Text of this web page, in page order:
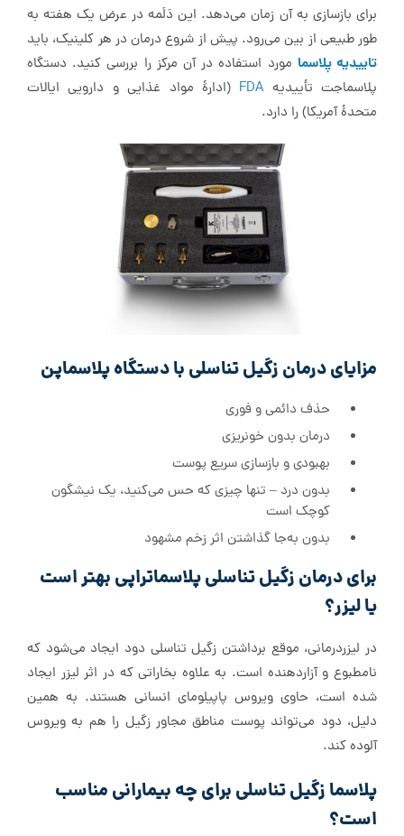
برای بازسازی به آن زمان می‌دهد. این دَلَمه در عرض یک هفته به
طور طبیعی از بین می‌رود. پیش از شروع درمان در هر کلینیک، باید
تاییدیه پلاسما مورد استفاده در آن مرکز را بررسی کنید. دستگاه
پلاسما‌جت تأییدیه FDA (ادارهٔ مواد غذایی و دارویی ایالات
متحدهٔ آمریکا) را دارد.
مزایای درمان زگیل تناسلی با دستگاه پلاسما‌پن
حذف دائمی و فوری
درمان بدون خونریزی
بهبودی و بازسازی سریع پوست
بدون درد – تنها چیزی که حس می‌کنید، یک نیشگون
کوچک است
بدون به‌جا گذاشتن اثر زخم مشهود
برای درمان زگیل تناسلی پلاسما‌تراپی بهتر است
یا لیزر؟
در لیزردرمانی، موقع برداشتن زگیل تناسلی دود ایجاد می‌شود که
نامطبوع و آزاردهنده است. به علاوه بخاراتی که در اثر لیزر ایجاد
شده است، حاوی ویروس پاپیلومای انسانی هستند. به همین
دلیل، دود می‌تواند پوست مناطق مجاور زگیل را هم به ویروس
آلوده کند.
پلاسما زگیل تناسلی برای چه بیمارانی مناسب
است؟